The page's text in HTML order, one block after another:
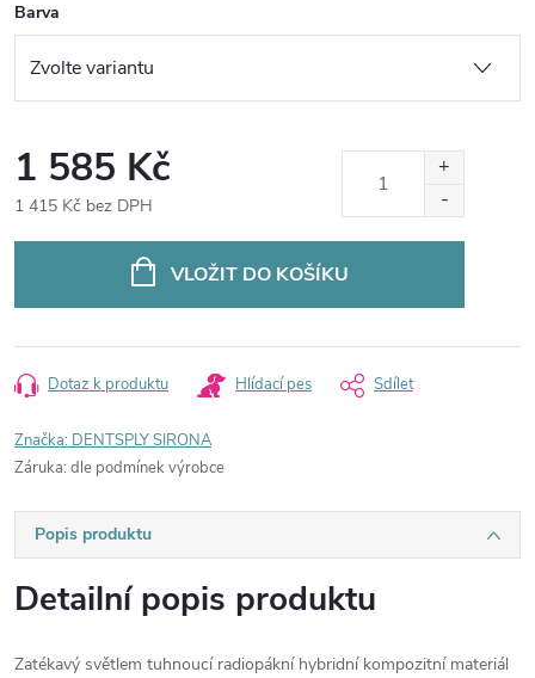
Barva
1 585 Kč
1 415 Kč bez DPH
VLOŽIT DO KOŠÍKU
Dotaz k produktu Hlídací pes Sdílet
Značka: DENTSPLY SIRONA
Záruka: dle podmínek výrobce
Popis produktu
Detailní popis produktu
Zatékavý světlem tuhnoucí radiopákní hybridní kompozitní materiál